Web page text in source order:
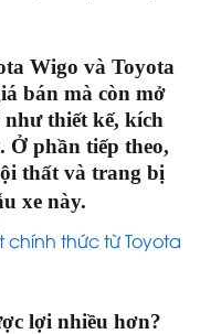
Wigo và Toyota
bán mà còn mở
như thiết kế, kích
Ở phần tiếp theo,
thất và trang bị
xe này.
chính thức từ Toyota
lợi nhiều hơn?